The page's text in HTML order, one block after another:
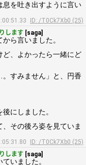
を吐き出すように言い
ID: /T0Ck7Xb0 (25)
します [saga]
ら言いました。
ど、よかったら一緒にど
すみません」と、円香
にしました。
その後ろ姿を見ていま
ID: /T0Ck7Xb0 (25)
します [saga]
いました。